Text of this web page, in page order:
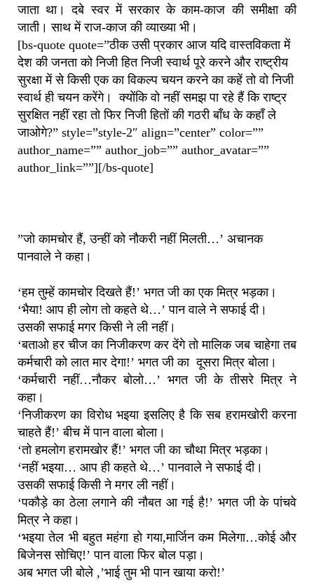
जाता था। दबे स्वर में सरकार के काम-काज की समीक्षा की
जाती। साथ में राज-काज की व्याख्या भी।
[bs-quote quote=”ठीक उसी प्रकार आज यदि वास्तविकता में
देश की जनता को निजी हित निजी स्वार्थ पूरे करने और राष्ट्रीय
सुरक्षा में से किसी एक का विकल्प चयन करने का कहें तो वो निजी
स्वार्थ ही चयन करेंगे। क्योंकि वो नहीं समझ पा रहे हैं कि राष्ट्र
सुरक्षित नहीं रहा तो फिर निजी हितों की गठरी बाँध के कहाँ ले
जाओगे?” style=”style-2″ align=”center” color=””
author_name=”” author_job=”” author_avatar=””
author_link=””][/bs-quote]
”जो कामचोर हैं, उन्हीं को नौकरी नहीं मिलती…’ अचानक
पानवाले ने कहा।
‘हम तुम्हें कामचोर दिखते हैं!’ भगत जी का एक मित्र भड़का।
‘भैया! आप ही लोग तो कहते थे…’ पान वाले ने सफाई दी।
उसकी सफाई मगर किसी ने ली नहीं।
‘बताओ हर चीज का निजीकरण कर देंगे तो मालिक जब चाहेगा तब
कर्मचारी को लात मार देगा!’ भगत जी का दूसरा मित्र बोला।
‘कर्मचारी नहीं…नौकर बोलो…’ भगत जी के तीसरे मित्र ने
कहा।
‘निजीकरण का विरोध भइया इसलिए है कि सब हरामखोरी करना
चाहते हैं!’ बीच में पान वाला बोला।
‘तो हमलोग हरामखोर हैं!’ भगत जी का चौथा मित्र भड़का।
‘नहीं भइया… आप ही कहते थे…’ पानवाले ने सफाई दी।
उसकी सफाई किसी ने मगर ली नहीं।
‘पकौड़े का ठेला लगाने की नौबत आ गई है!’ भगत जी के पांचवे
मित्र ने कहा।
‘भइया तेल भी बहुत महंगा हो गया,मार्जिन कम मिलेगा…कोई और
बिजेनस सोचिए!’ पान वाला फिर बोल पड़ा।
अब भगत जी बोले ,’भाई तुम भी पान खाया करो!’